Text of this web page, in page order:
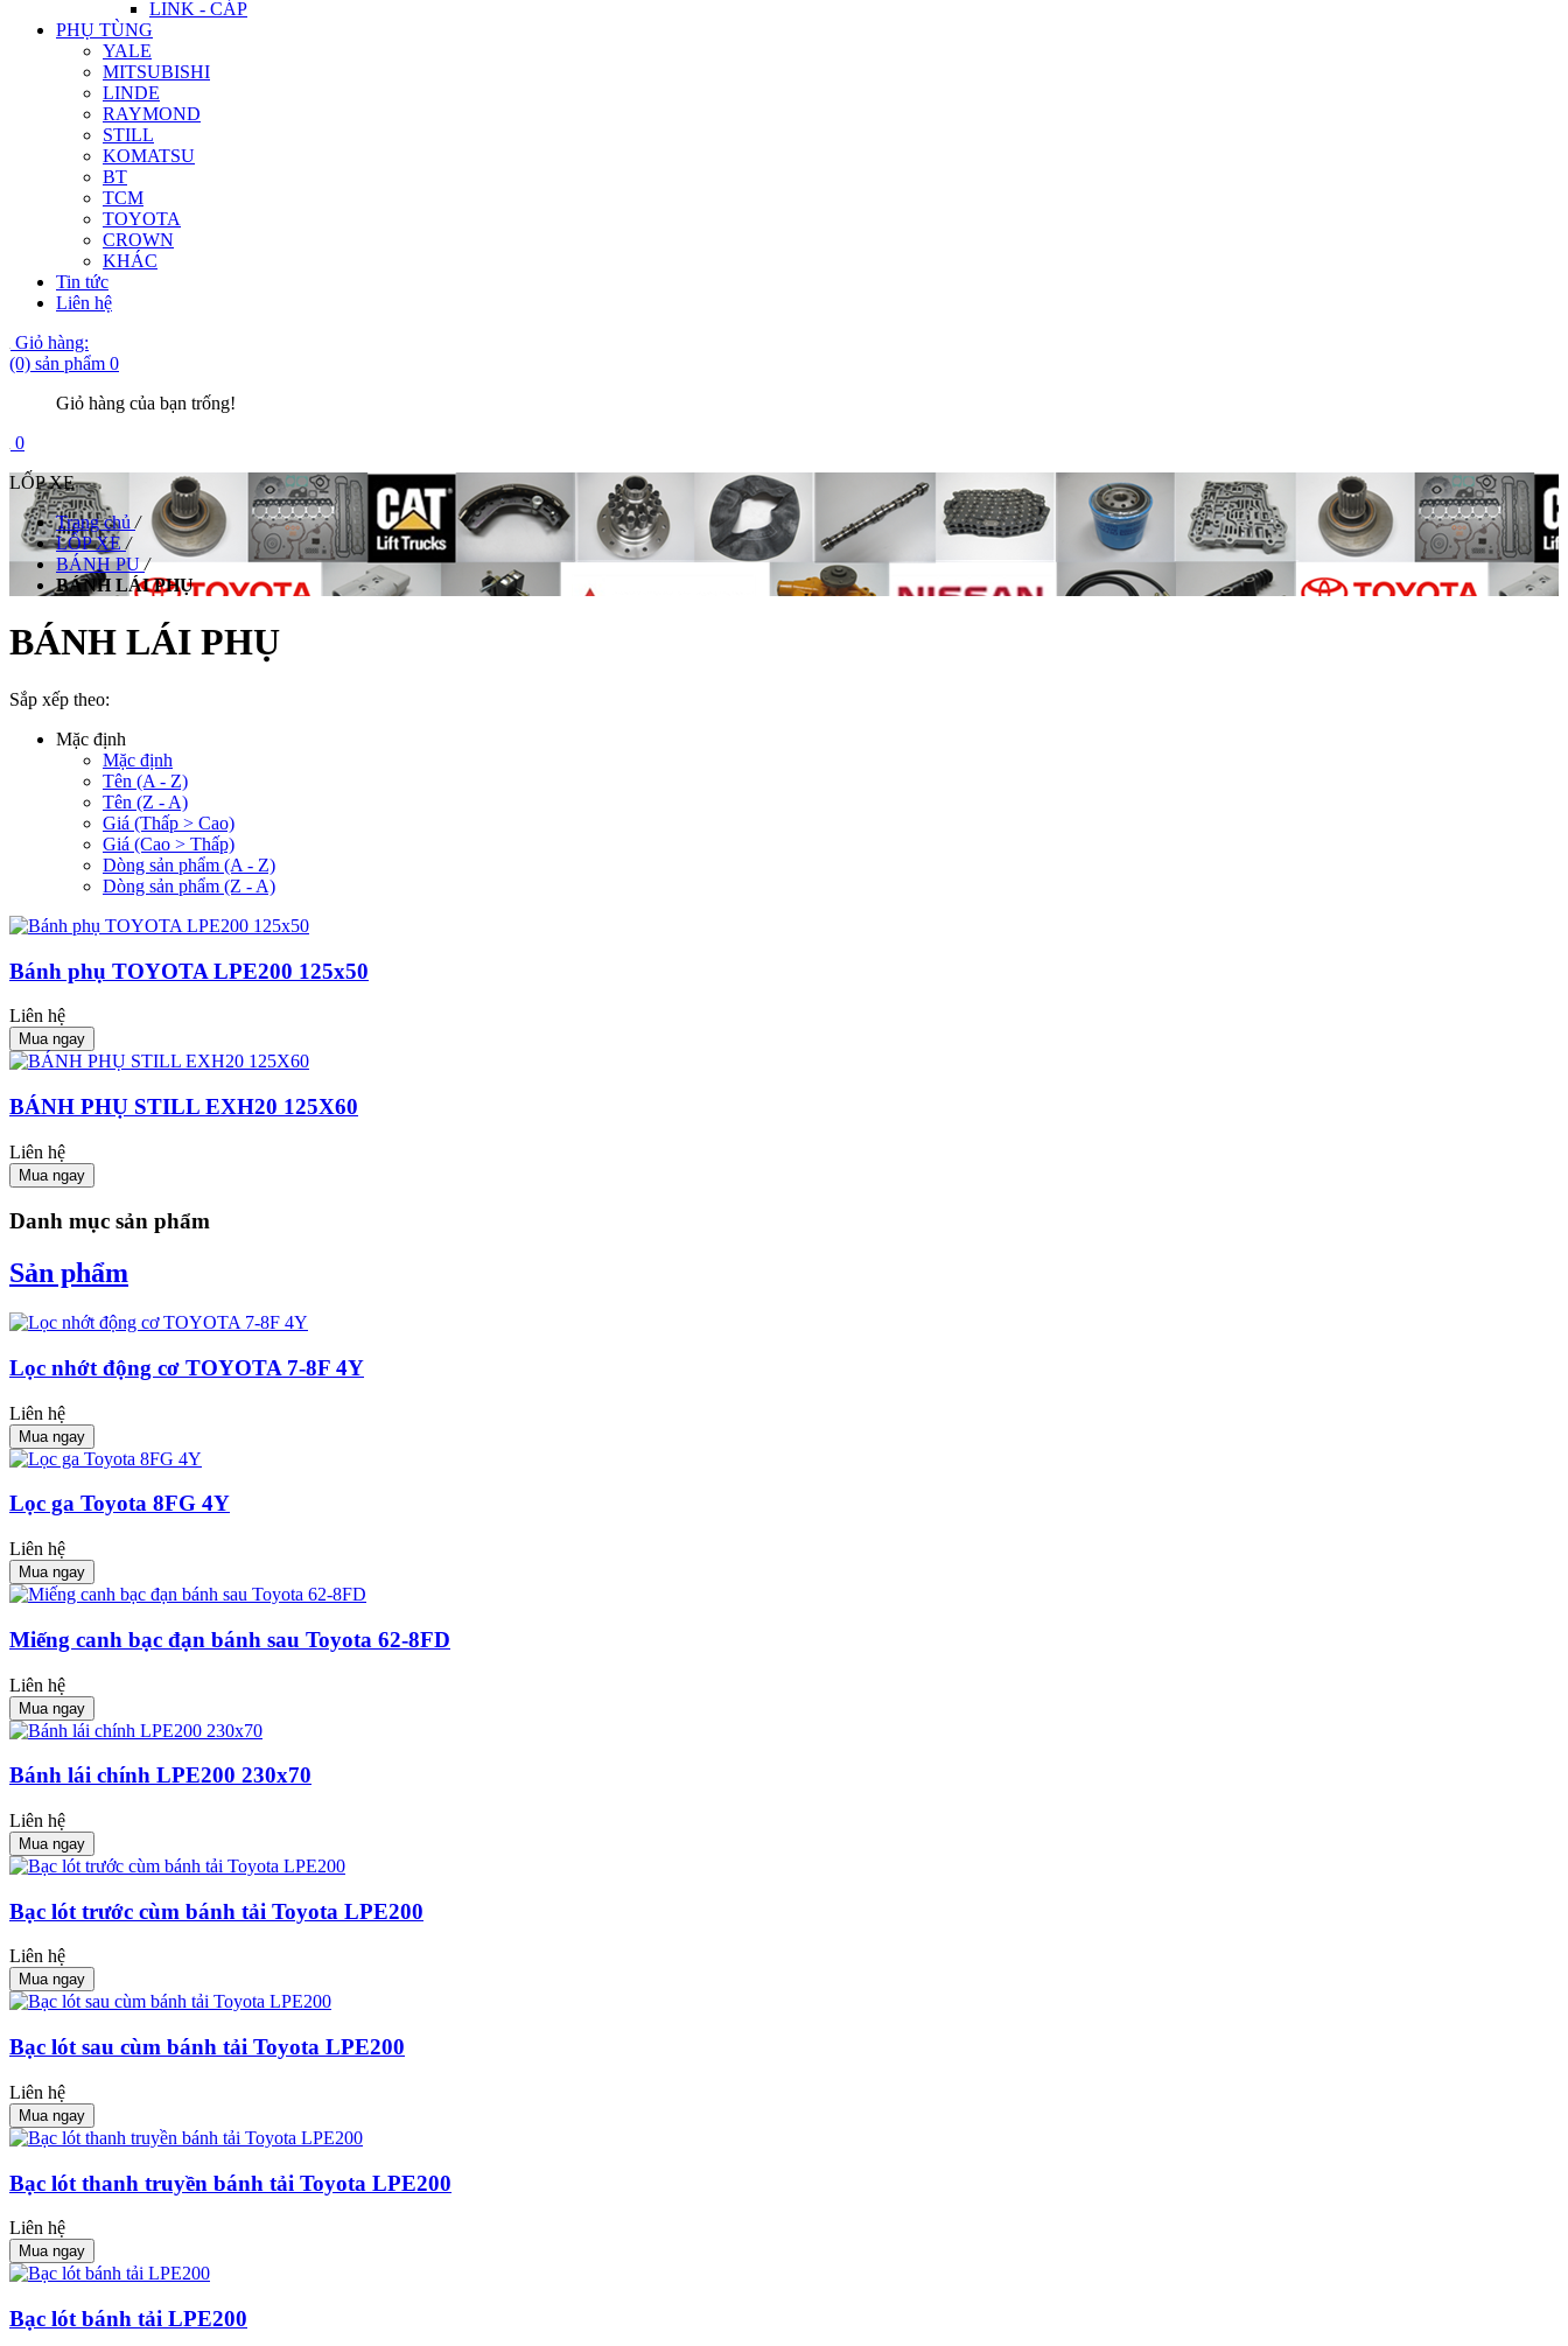
LINK - CÁP
PHỤ TÙNG
YALE
MITSUBISHI
LINDE
RAYMOND
STILL
KOMATSU
BT
TCM
TOYOTA
CROWN
KHÁC
Tin tức
Liên hệ
Giỏ hàng:
(0) sản phẩm 0
Giỏ hàng của bạn trống!
0
LỐP XE
Trang chủ /
LỐP XE /
BÁNH PU /
BÁNH LÁI PHỤ
BÁNH LÁI PHỤ
Sắp xếp theo:
Mặc định
Mặc định
Tên (A - Z)
Tên (Z - A)
Giá (Thấp > Cao)
Giá (Cao > Thấp)
Dòng sản phẩm (A - Z)
Dòng sản phẩm (Z - A)
Bánh phụ TOYOTA LPE200 125x50
Liên hệ
Mua ngay
BÁNH PHỤ STILL EXH20 125X60
Liên hệ
Mua ngay
Danh mục sản phẩm
Sản phẩm
Lọc nhớt động cơ TOYOTA 7-8F 4Y
Liên hệ
Mua ngay
Lọc ga Toyota 8FG 4Y
Liên hệ
Mua ngay
Miếng canh bạc đạn bánh sau Toyota 62-8FD
Liên hệ
Mua ngay
Bánh lái chính LPE200 230x70
Liên hệ
Mua ngay
Bạc lót trước cùm bánh tải Toyota LPE200
Liên hệ
Mua ngay
Bạc lót sau cùm bánh tải Toyota LPE200
Liên hệ
Mua ngay
Bạc lót thanh truyền bánh tải Toyota LPE200
Liên hệ
Mua ngay
Bạc lót bánh tải LPE200